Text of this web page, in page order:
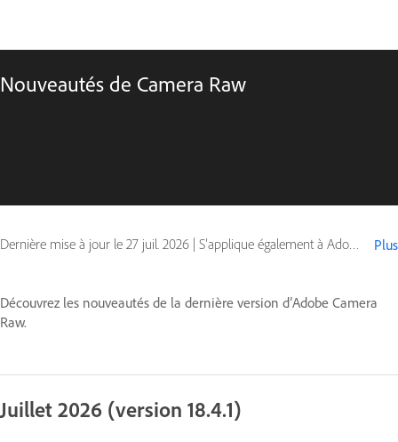
Nouveautés de Camera Raw
Dernière mise à jour le 27 juil. 2026 | S’applique également à Adobe Photoshop Plus
Découvrez les nouveautés de la dernière version d’Adobe Camera
Raw.
Juillet 2026 (version 18.4.1)